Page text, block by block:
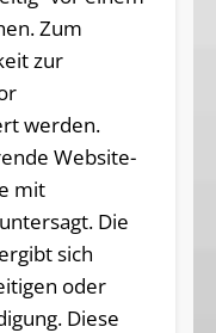
Zum
zur
werden.
Website-
mit
Die
sich
oder
Diese